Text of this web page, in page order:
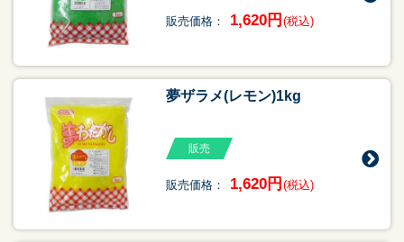
販売価格： 1,620円 (税込)
夢ザラメ(レモン)1kg
販売
販売価格： 1,620円 (税込)